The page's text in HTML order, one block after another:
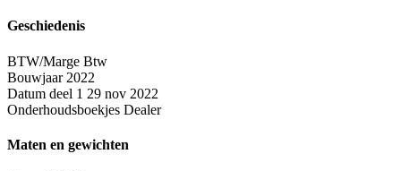
Geschiedenis
BTW/Marge Btw
Bouwjaar 2022
Datum deel 1 29 nov 2022
Onderhoudsboekjes Dealer
Maten en gewichten